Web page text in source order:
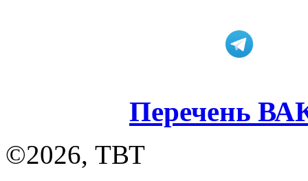
Перечень
©2026, ТВТ